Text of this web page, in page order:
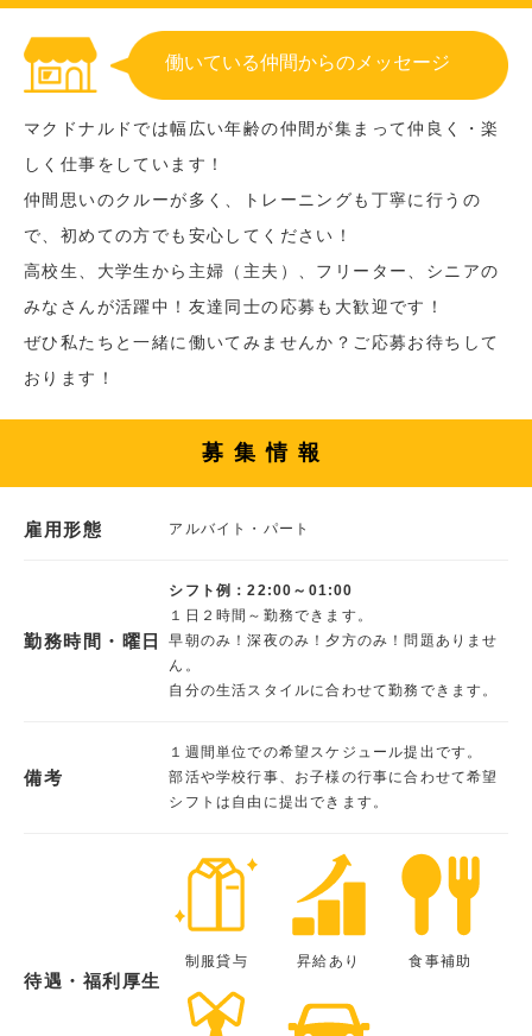
働いている仲間からのメッセージ
マクドナルドでは幅広い年齢の仲間が集まって仲良く・楽
しく仕事をしています！
仲間思いのクルーが多く、トレーニングも丁寧に行うの
で、初めての方でも安心してください！
高校生、大学生から主婦（主夫）、フリーター、シニアの
みなさんが活躍中！友達同士の応募も大歓迎です！
ぜひ私たちと一緒に働いてみませんか？ご応募お待ちして
おります！
募集情報
雇用形態 アルバイト・パート
勤務時間・曜日
シフト例：22:00～01:00
１日２時間～勤務できます。
早朝のみ！深夜のみ！夕方のみ！問題ありませ
ん。
自分の生活スタイルに合わせて勤務できます。
備考
１週間単位での希望スケジュール提出です。
部活や学校行事、お子様の行事に合わせて希望
シフトは自由に提出できます。
待遇・福利厚生
制服貸与 昇給あり 食事補助